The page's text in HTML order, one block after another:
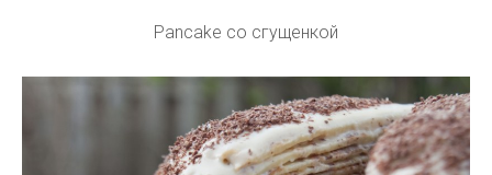
Pancake со сгущенкой